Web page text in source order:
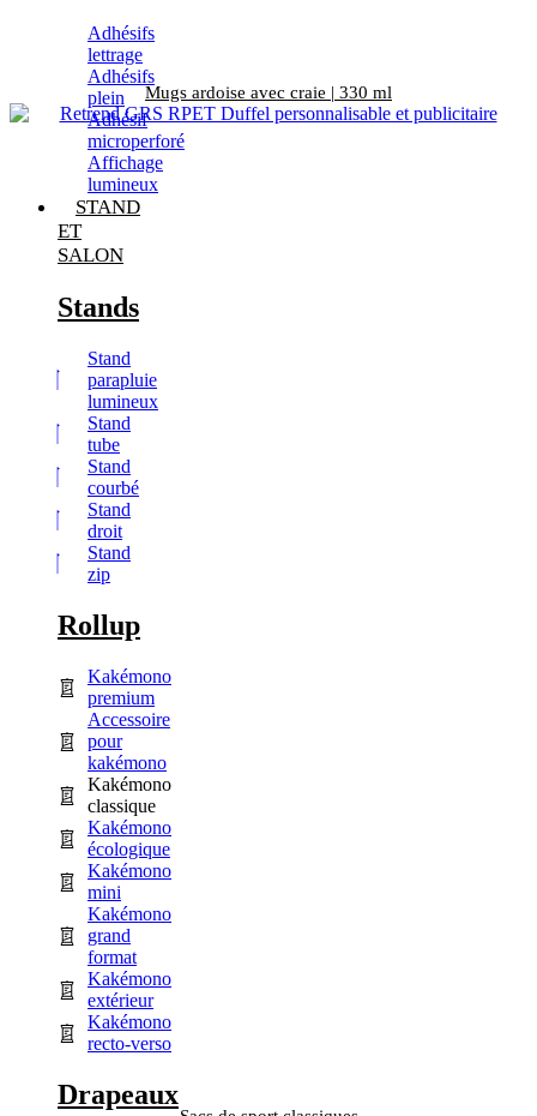
Adhésifs
lettrage
Adhésifs
plein
Adhésif
microperforé
Affichage
lumineux
STAND
ET
SALON
Stands
Stand
parapluie
lumineux
Stand
tube
Stand
courbé
Stand
droit
Stand
zip
Rollup
Kakémono
premium
Accessoire
pour
kakémono
Kakémono
classique
Kakémono
écologique
Kakémono
mini
Kakémono
grand
format
Kakémono
extérieur
Kakémono
recto-verso
Drapeaux
Mugs ardoise avec craie | 330 ml